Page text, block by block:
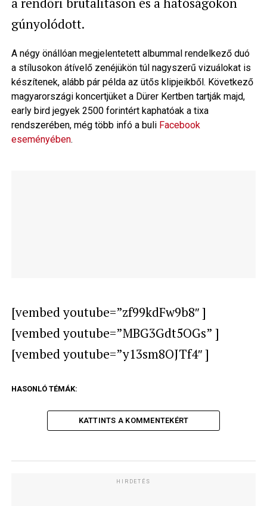
gúnyolódott.
A négy önállóan megjelentetett albummal rendelkező duó
a stílusokon átívelő zenéjükön túl nagyszerű vizuálokat is
készítenek, alább pár példa az ütős klipjeikből. Következő
magyarországi koncertjüket a Dürer Kertben tartják majd,
early bird jegyek 2500 forintért kaphatóak a tixa
rendszerében, még több infó a buli Facebook
eseményében.
[vembed youtube=”zf99kdFw9b8″ ]
[vembed youtube=”MBG3Gdt5OGs” ]
[vembed youtube=”y13sm8OJTf4″ ]
HASONLÓ TÉMÁK:
KATTINTS A KOMMENTEKÉRT
HIRDETÉS